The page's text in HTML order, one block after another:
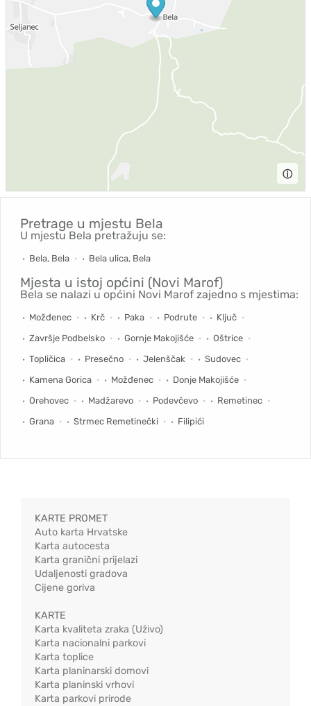
ⓘ
Pretrage u mjestu Bela
U mjestu Bela pretražuju se:
Bela, Bela Bela ulica, Bela
Mjesta u istoj općini (Novi Marof)
Bela se nalazi u općini Novi Marof zajedno s mjestima:
Možđenec Krč Paka Podrute
Ključ
Završje Podbelsko
Gornje Makojišće
Oštrice
Topličica
Presečno Jelenščak
Sudovec
Kamena Gorica
Možđenec
Donje Makojišće
Orehovec
Madžarevo Podevčevo
Remetinec
Grana
Strmec Remetinečki Filipići
KARTE PROMET
Auto karta Hrvatske
Karta autocesta
Karta granični prijelazi
Udaljenosti gradova
Cijene goriva
KARTE
Karta kvaliteta zraka (Uživo)
Karta nacionalni parkovi
Karta toplice
Karta planinarski domovi
Karta planinski vrhovi
Karta parkovi prirode